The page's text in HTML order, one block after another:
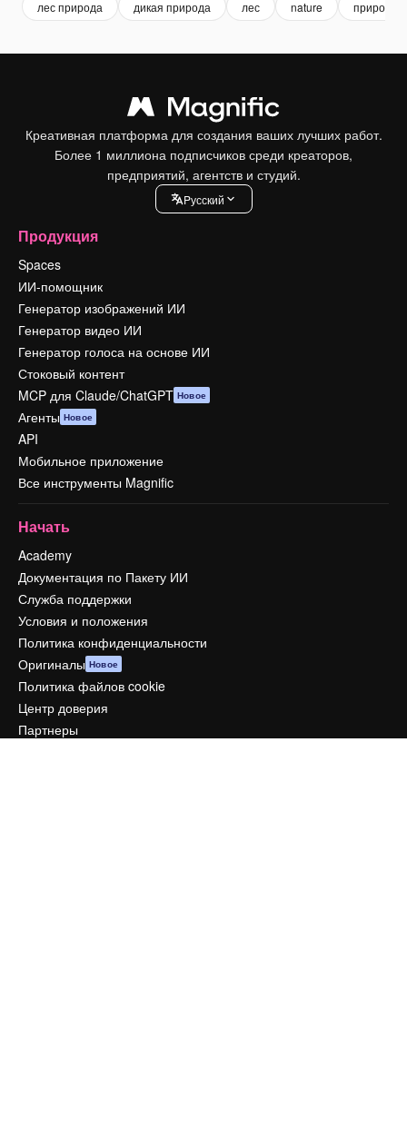
лес природа дикая природа лес nature природа
Креативная платформа для создания ваших лучших работ.
Более 1 миллиона подписчиков среди креаторов,
предприятий, агентств и студий.
Pусский
Продукция
Spaces
ИИ-помощник
Генератор изображений ИИ
Генератор видео ИИ
Генератор голоса на основе ИИ
Стоковый контент
MCP для Claude/ChatGPT Новое
Агенты Новое
API
Мобильное приложение
Все инструменты Magnific
Начать
Academy
Документация по Пакету ИИ
Служба поддержки
Условия и положения
Политика конфиденциальности
Оригиналы Новое
Политика файлов cookie
Центр доверия
Партнеры